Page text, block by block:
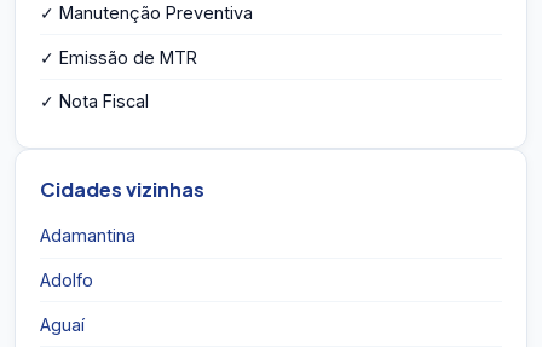
✓ Manutenção Preventiva
✓ Emissão de MTR
✓ Nota Fiscal
Cidades vizinhas
Adamantina
Adolfo
Aguaí